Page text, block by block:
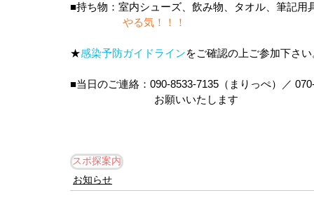
■持ち物：室内シューズ、飲み物、タオル、筆記用
やる気！！！
★感染予防ガイドラインをご確認の上ご参加下さい
■当日のご連絡：090-8533-7135（まりっぺ）／
お願いいたします
スポ探案内
お知らせ